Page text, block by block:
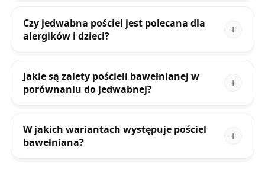
Czy jedwabna pościel jest polecana dla
alergików i dzieci?
Jakie są zalety pościeli bawełnianej w
porównaniu do jedwabnej?
W jakich wariantach występuje pościel
bawełniana?